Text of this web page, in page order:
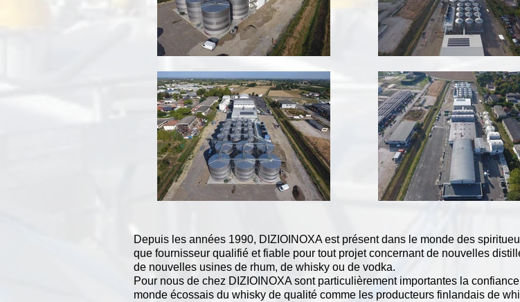
Depuis les années 1990, DIZIOINOXA est présent dans le monde des
que fournisseur qualifié et fiable pour tout projet concernant de nouvelles
de nouvelles usines de rhum, de whisky ou de vodka.
Pour nous de chez DIZIOINOXA sont particulièrement importantes la
monde écossais du whisky de qualité comme les producteurs finlandais de